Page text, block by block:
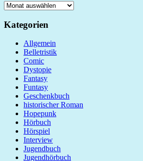
Archiv
Kategorien
Allgemein
Belletristik
Comic
Dystopie
Fantasy
Funtasy
Geschenkbuch
historischer Roman
Hopepunk
Hörbuch
Hörspiel
Interview
Jugendbuch
Jugendhörbuch